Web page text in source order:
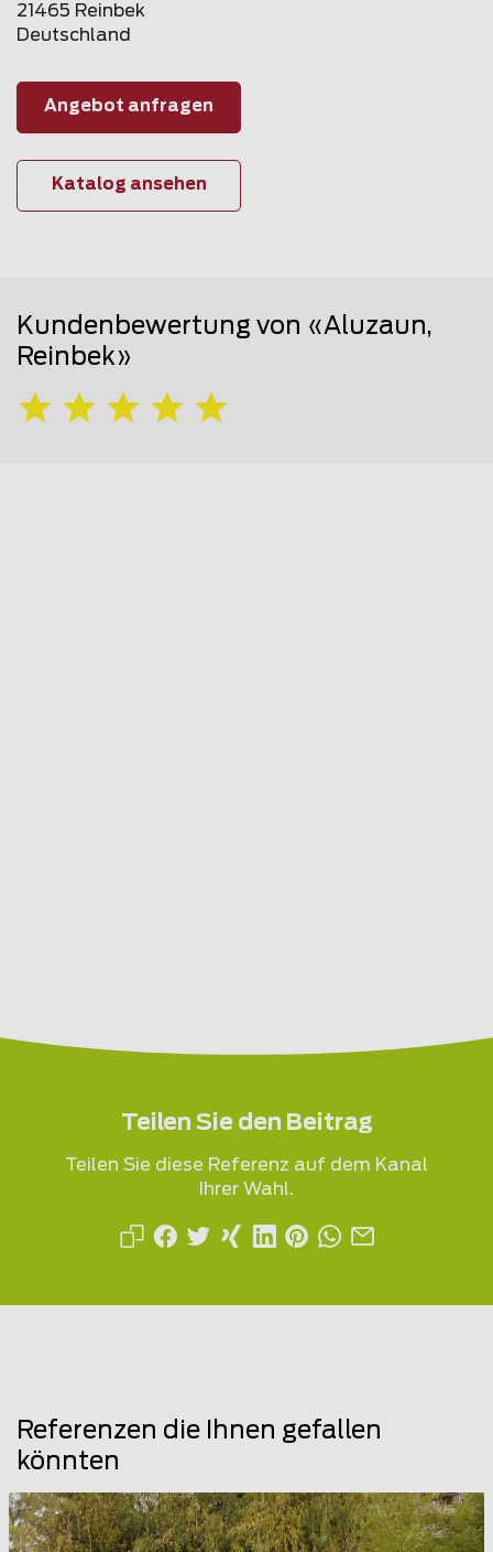
21465 Reinbek
Deutschland
Angebot anfragen
Katalog ansehen
Kundenbewertung von «Aluzaun,
Reinbek»
Teilen Sie den Beitrag
Teilen Sie diese Referenz auf dem Kanal
Ihrer Wahl.
Referenzen die Ihnen gefallen
könnten